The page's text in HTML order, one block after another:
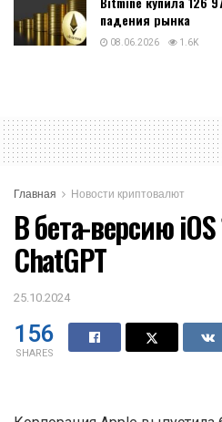
падения рынка
08.06.2026 1.6K
Главная Новости криптовалют
В бета-версию
ChatGPT
25.10.2024
156
SHARES